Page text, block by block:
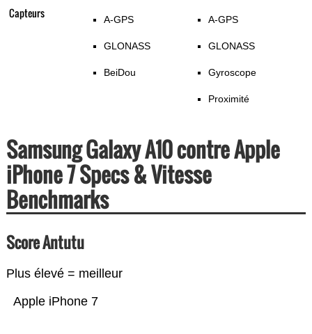
Capteurs A-GPS
GLONASS
BeiDou
A-GPS
GLONASS
Gyroscope
Proximité
Samsung Galaxy A10 contre Apple
iPhone 7 Specs & Vitesse
Benchmarks
Score Antutu
Plus élevé = meilleur
Apple iPhone 7